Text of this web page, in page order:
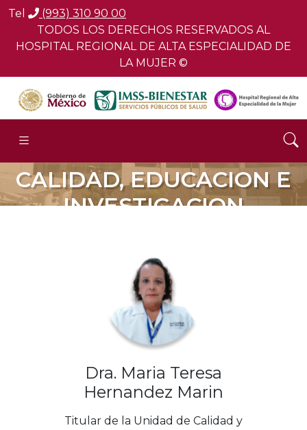
Tel
(993) 310 90 00
TODOS LOS DERECHOS RESERVADOS AL
HOSPITAL REGIONAL DE ALTA ESPECIALIDAD DE
LA MUJER ©
CALIDAD, EDUCACION E
INVESTIGACION
Dra. Maria Teresa
Hernandez Marin
Titular de la Unidad de Calidad y